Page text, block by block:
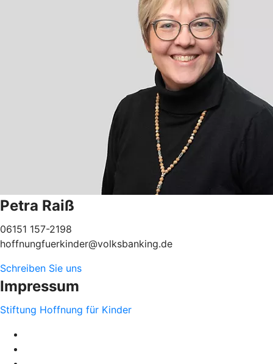
Petra Raiß
06151 157-2198
hoffnungfuerkinder@volksbanking.de
Schreiben Sie uns
Impressum
Stiftung Hoffnung für Kinder